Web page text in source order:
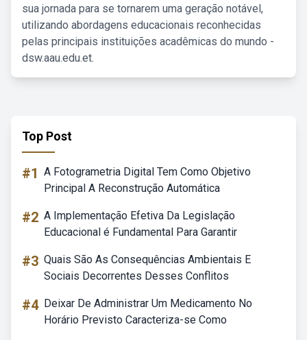
sua jornada para se tornarem uma geração notável,
utilizando abordagens educacionais reconhecidas
pelas principais instituições acadêmicas do mundo -
dsw.aau.edu.et.
Top Post
#1 A Fotogrametria Digital Tem Como Objetivo
Principal A Reconstrução Automática
#2 A Implementação Efetiva Da Legislação
Educacional é Fundamental Para Garantir
#3 Quais São As Consequências Ambientais E
Sociais Decorrentes Desses Conflitos
#4 Deixar De Administrar Um Medicamento No
Horário Previsto Caracteriza-se Como